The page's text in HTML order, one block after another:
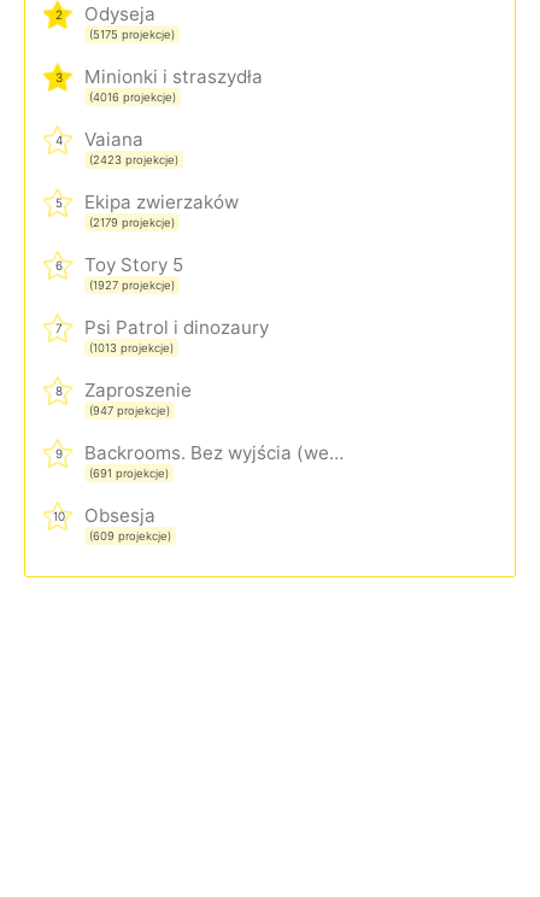
2 Odyseja
(5175 projekcje)
3 Minionki i straszydła
(4016 projekcje)
4 Vaiana
(2423 projekcje)
5 Ekipa zwierzaków
(2179 projekcje)
6 Toy Story 5
(1927 projekcje)
7 Psi Patrol i dinozaury
(1013 projekcje)
8 Zaproszenie
(947 projekcje)
9 Backrooms. Bez wyjścia (wersja rozszerzona)
(691 projekcje)
10 Obsesja
(609 projekcje)